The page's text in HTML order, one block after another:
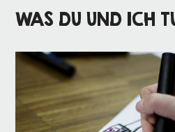
WAS DU UND ICH